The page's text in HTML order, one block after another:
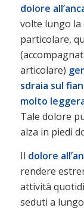
dolore
volte lungo la
particolare,
articolare)
sdraia sul
molto
Tale dolore
alza in piedi
Il dolore
rendere
attività
seduti a